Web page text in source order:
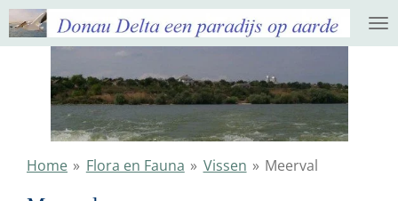
Ga
direct
hoofdinhoud
Home » Flora en Fauna » Vissen » Meerval